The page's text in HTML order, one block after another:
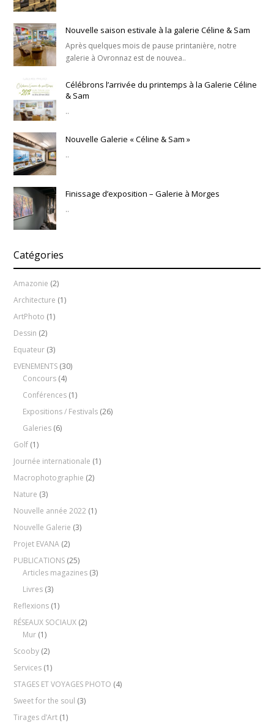
Nouvelle saison estivale à la galerie Céline & Sam
Après quelques mois de pause printanière, notre
galerie à Ovronnaz est de nouvea..
Célébrons l’arrivée du printemps à la Galerie Céline
& Sam
..
Nouvelle Galerie « Céline & Sam »
..
Finissage d’exposition – Galerie à Morges
..
Catégories
Amazonie (2)
Architecture (1)
ArtPhoto (1)
Dessin (2)
Equateur (3)
EVENEMENTS (30)
Concours (4)
Conférences (1)
Expositions / Festivals (26)
Galeries (6)
Golf (1)
Journée internationale (1)
Macrophotographie (2)
Nature (3)
Nouvelle année 2022 (1)
Nouvelle Galerie (3)
Projet EVANA (2)
PUBLICATIONS (25)
Articles magazines (3)
Livres (3)
Reflexions (1)
RÉSEAUX SOCIAUX (2)
Mur (1)
Scooby (2)
Services (1)
STAGES ET VOYAGES PHOTO (4)
Sweet for the soul (3)
Tirages d’Art (1)